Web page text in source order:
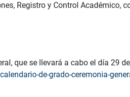
Registro y Control Académico,
que se llevará a cabo el día 29
de-grado-ceremonia-